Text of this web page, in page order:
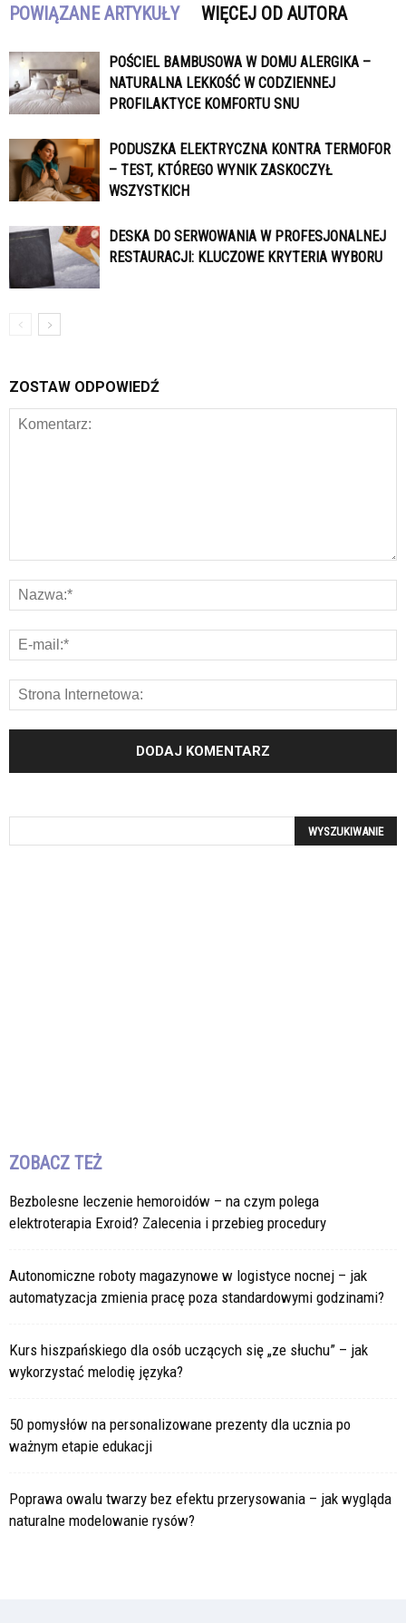
POWIĄZANE ARTYKUŁY WIĘCEJ OD AUTORA
POŚCIEL BAMBUSOWA W DOMU ALERGIKA –
NATURALNA LEKKOŚĆ W CODZIENNEJ
PROFILAKTYCE KOMFORTU SNU
PODUSZKA ELEKTRYCZNA KONTRA TERMOFOR
– TEST, KTÓREGO WYNIK ZASKOCZYŁ
WSZYSTKICH
DESKA DO SERWOWANIA W PROFESJONALNEJ
RESTAURACJI: KLUCZOWE KRYTERIA WYBORU
ZOSTAW ODPOWIEDŹ
ZOBACZ TEŻ
Bezbolesne leczenie hemoroidów – na czym polega
elektroterapia Exroid? Zalecenia i przebieg procedury
Autonomiczne roboty magazynowe w logistyce nocnej – jak
automatyzacja zmienia pracę poza standardowymi godzinami?
Kurs hiszpańskiego dla osób uczących się „ze słuchu” – jak
wykorzystać melodię języka?
50 pomysłów na personalizowane prezenty dla ucznia po
ważnym etapie edukacji
Poprawa owalu twarzy bez efektu przerysowania – jak wygląda
naturalne modelowanie rysów?